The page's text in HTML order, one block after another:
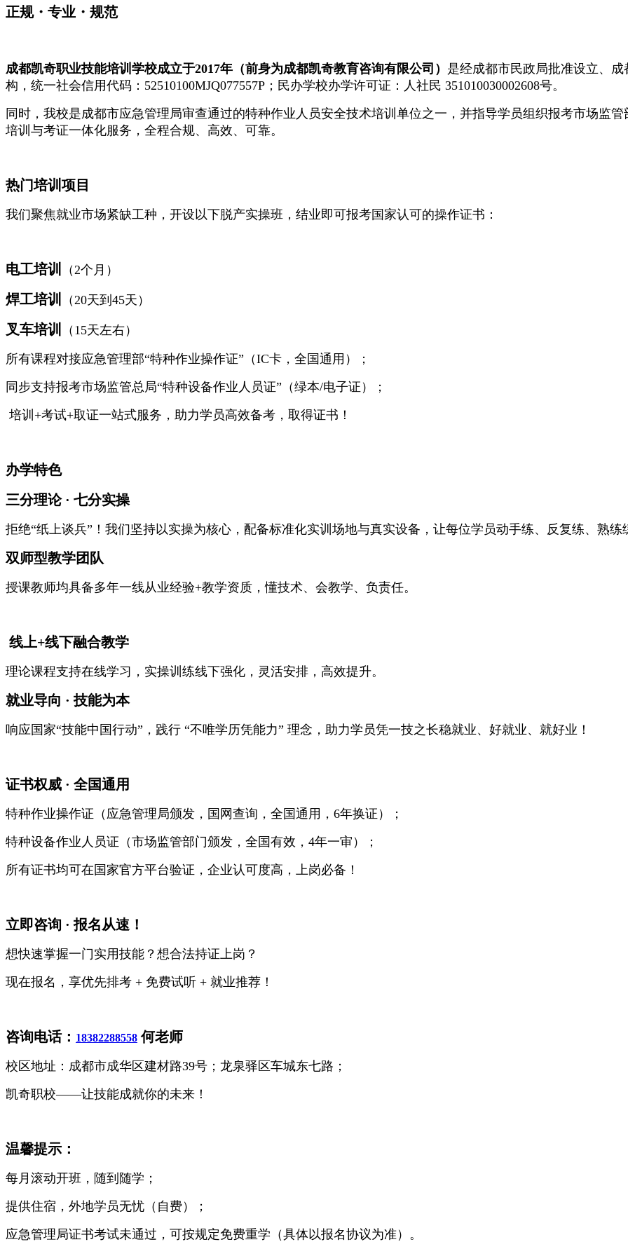
正规・专业・规范
成都凯奇职业技能培训学校成立于2017年（前身为成都凯奇教育咨询有限公司） 是经成都市民政局批准设立、
构，统一社会信用代码：52510100MJQ077557P；民办学校办学许可证：人社民 351010030002608号。
同时，我校是成都市应急管理局审查通过的特种作业人员安全技术培训单位之一，并指导学员组织报考市场监
培训与考证一体化服务，全程合规、高效、可靠。
热门培训项目
我们聚焦就业市场紧缺工种，开设以下脱产实操班，结业即可报考国家认可的操作证书：
电工培训 （2个月）
焊工培训 （20天到45天）
叉车培训 （15天左右）
所有课程对接应急管理部“特种作业操作证”（IC卡，全国通用）；
同步支持报考市场监管总局“特种设备作业人员证”（绿本/电子证）；
培训+考试+取证一站式服务，助力学员高效备考，取得证书！
办学特色
三分理论 · 七分实操
拒绝“纸上谈兵”！我们坚持以实操为核心，配备标准化实训场地与真实设备，让每位学员动手练、反复练、熟练
双师型教学团队
授课教师均具备多年一线从业经验+教学资质，懂技术、会教学、负责任。
线上+线下融合教学
理论课程支持在线学习，实操训练线下强化，灵活安排，高效提升。
就业导向 · 技能为本
响应国家“技能中国行动”，践行 “不唯学历凭能力” 理念，助力学员凭一技之长稳就业、好就业、就好业！
证书权威 · 全国通用
特种作业操作证（应急管理局颁发，国网查询，全国通用，6年换证）；
特种设备作业人员证（市场监管部门颁发，全国有效，4年一审）；
所有证书均可在国家官方平台验证，企业认可度高，上岗必备！
立即咨询 · 报名从速！
想快速掌握一门实用技能？想合法持证上岗？
现在报名，享优先排考 + 免费试听 + 就业推荐！
咨询电话： 18382288558 何老师
校区地址：成都市成华区建材路39号；龙泉驿区车城东七路；
凯奇职校——让技能成就你的未来！
温馨提示：
每月滚动开班，随到随学；
提供住宿，外地学员无忧（自费）；
应急管理局证书考试未通过，可按规定免费重学（具体以报名协议为准）。